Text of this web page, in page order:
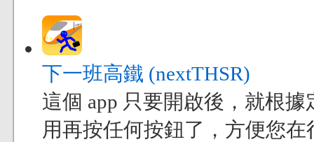
下一班高鐵 (nextTHSR)
這個 app 只要開啟後，就根
用再按任何按鈕了，方便您